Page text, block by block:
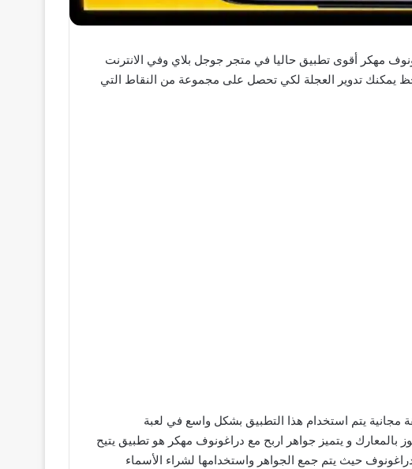
ويعتبر تحميل تطبيق دراغونوف مهكر أقوى تطبيق حاليا في متجر جوجل بلاي وفي الانترنت
يمكنك تدوير العجلة لكي تحصل على مجموعة من النقاط التي
مجانية يتم استخدام هذا التطبيق بشكل واسع في لعبة
و يتميز جواهر اربح مع دراغونوف مهكر هو تطبيق يتيح
حيث يتم جمع الجواهر واستخدامها لشراء الأسماء